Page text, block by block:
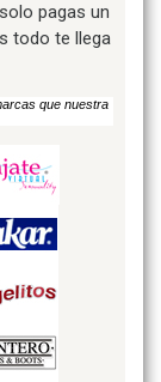
pagas un
todo te llega
que nuestra